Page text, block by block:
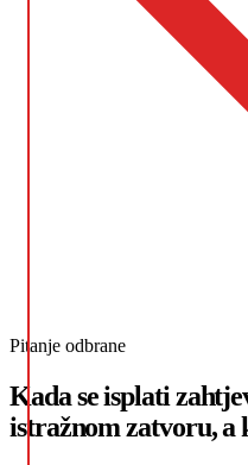
Pitanje odbrane
Kada se isplati
istražnom zatvoru, a